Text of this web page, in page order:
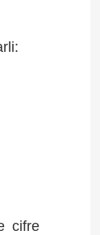
cifre